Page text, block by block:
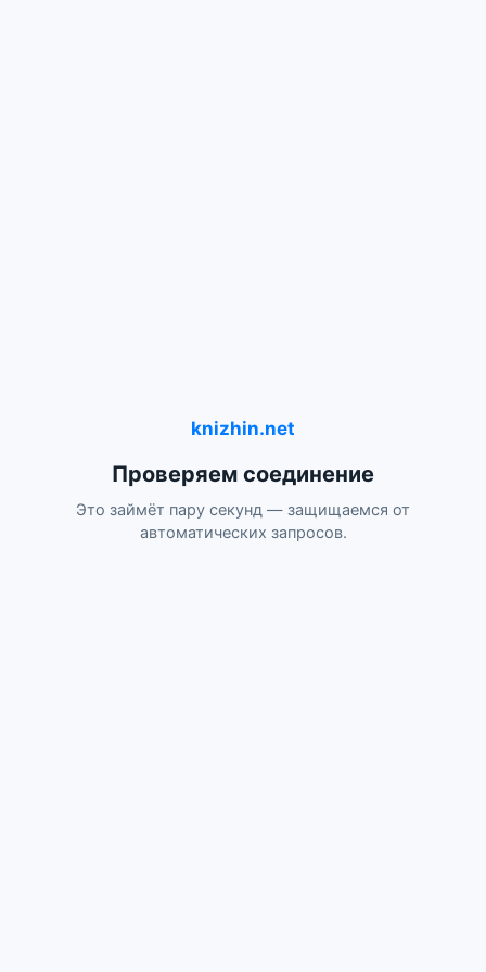
knizhin.net
Проверяем соединение
Это займёт пару секунд — защищаемся от
автоматических запросов.